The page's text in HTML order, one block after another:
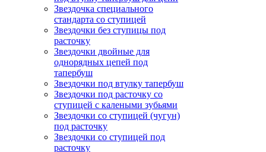
Звездочка специального
стандарта со ступицей
Звездочки без ступицы под
расточку
Звездочки двойные для
однорядных цепей под
тапербуш
Звездочки под втулку тапербуш
Звездочки под расточку со
ступицей с калеными зубьями
Звездочки со ступицей (чугун)
под расточку
Звездочки со ступицей под
расточку